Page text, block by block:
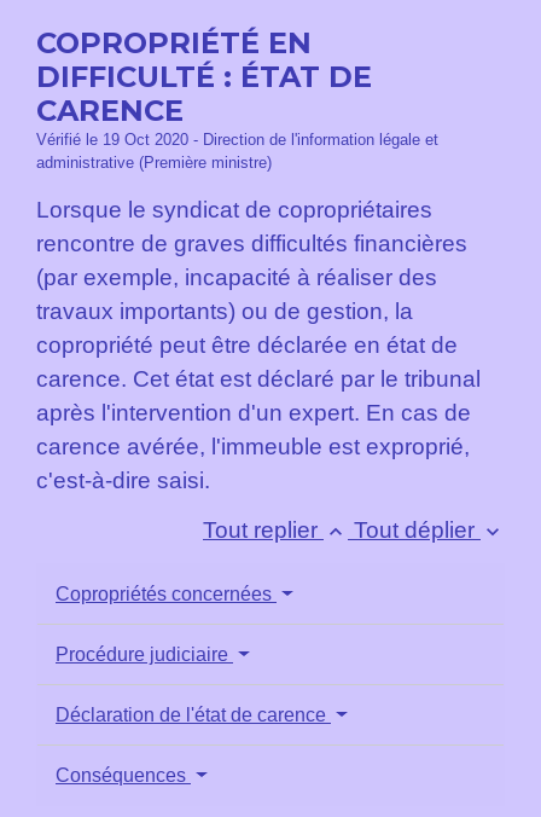
COPROPRIÉTÉ EN
DIFFICULTÉ : ÉTAT DE
CARENCE
Vérifié le 19 Oct 2020 - Direction de l'information légale et
administrative (Première ministre)
Lorsque le syndicat de copropriétaires
rencontre de graves difficultés financières
(par exemple, incapacité à réaliser des
travaux importants) ou de gestion, la
copropriété peut être déclarée en état de
carence. Cet état est déclaré par le tribunal
après l'intervention d'un expert. En cas de
carence avérée, l'immeuble est exproprié,
c'est-à-dire saisi.
Tout replier keyboard_arrow_up Tout déplier keyboard_arrow_down
Copropriétés concernées
Procédure judiciaire
Déclaration de l'état de carence
Conséquences